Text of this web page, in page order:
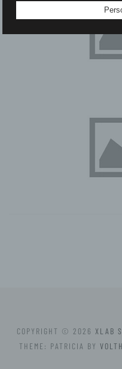
COPYRIGHT © 2026 XLAB
THEME: PATRICIA BY
b) betroffene
identifizierbare
personenbezogene
Verarbeitung
Erfassen, die
Speicherung, die
Auslesen, das
Offenlegung durch
andere Form der
Verknüpfung, die
wirtschaftlicher
Vorlieben,
Aufenthaltsort oder